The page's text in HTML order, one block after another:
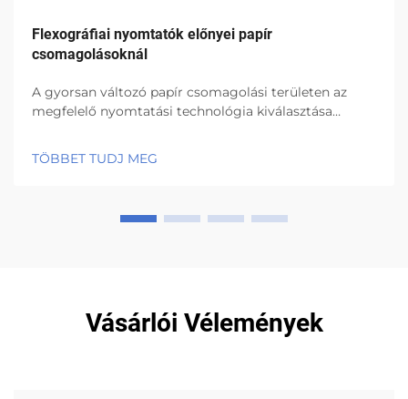
Flexográfiai nyomtatók előnyei papír
csomagolásoknál
A gyorsan változó papír csomagolási területen az
megfelelő nyomtatási technológia kiválasztása
hatékonyságot és az üzlet egészének
jövedelmezőségét. A flexográfiai nyomtatás, vagy
TÖBBET TUDJ MEG
Vásárlói Vélemények